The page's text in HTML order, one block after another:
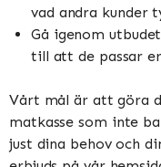
vad andra kunder
Gå igenom
till att de passar
Vårt mål är att göra
matkasse som inte
just dina behov och